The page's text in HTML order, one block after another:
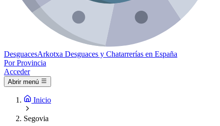
DesguacesArkotxa Desguaces y Chatarrerías en España
Por Provincia
Acceder
Abrir menú
Inicio
Segovia